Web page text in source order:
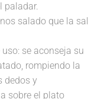
paladar.
salado que la sal
se aconseja su
rompiendo la
dedos y
sobre el plato